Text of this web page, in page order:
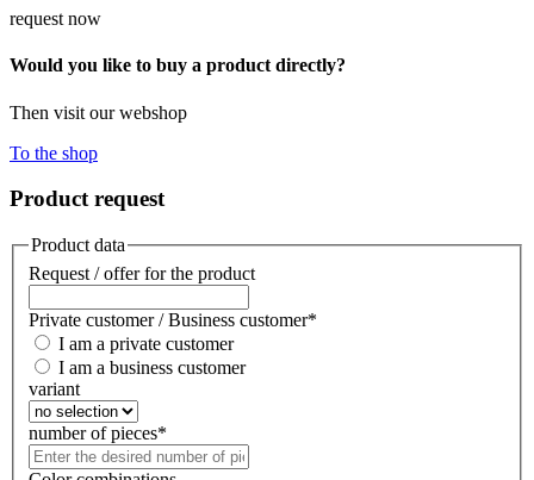
request now
Would you like to buy a product directly?
Then visit our webshop
To the shop
Product request
Product data
Request / offer for the product
Private customer / Business customer*
I am a private customer
I am a business customer
variant
number of pieces*